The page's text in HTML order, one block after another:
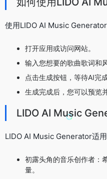
使用LIDO AI Music Generator
打开应用或访问网站。
输入您想要的歌曲歌词和风
点击生成按钮，等待AI完
生成完成后，您可以预览
LIDO AI Music
LIDO AI Music Generator适
初露头角的音乐创作者：
量。